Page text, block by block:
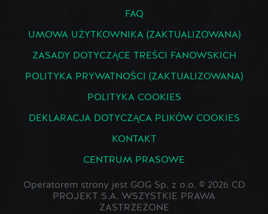
FAQ
UMOWA UŻYTKOWNIKA (ZAKTUALIZOWANA)
ZASADY DOTYCZĄCE TREŚCI FANOWSKICH
POLITYKA PRYWATNOŚCI (ZAKTUALIZOWANA)
POLITYKA COOKIES
DEKLARACJA DOTYCZĄCA PLIKÓW COOKIES
KONTAKT
CENTRUM PRASOWE
Operatorem strony jest GOG Sp. z o.o. © 2026 CD
PROJEKT S.A. WSZYSTKIE PRAWA
ZASTRZEŻONE